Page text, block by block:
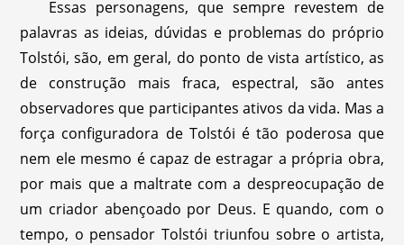
Essas personagens, que sempre revestem de
palavras as ideias, dúvidas e problemas do próprio
Tolstói, são, em geral, do ponto de vista artístico, as
de construção mais fraca, espectral, são antes
observadores que participantes ativos da vida. Mas a
força configuradora de Tolstói é tão poderosa que
nem ele mesmo é capaz de estragar a própria obra,
por mais que a maltrate com a despreocupação de
um criador abençoado por Deus. E quando, com o
tempo, o pensador Tolstói triunfou sobre o artista,